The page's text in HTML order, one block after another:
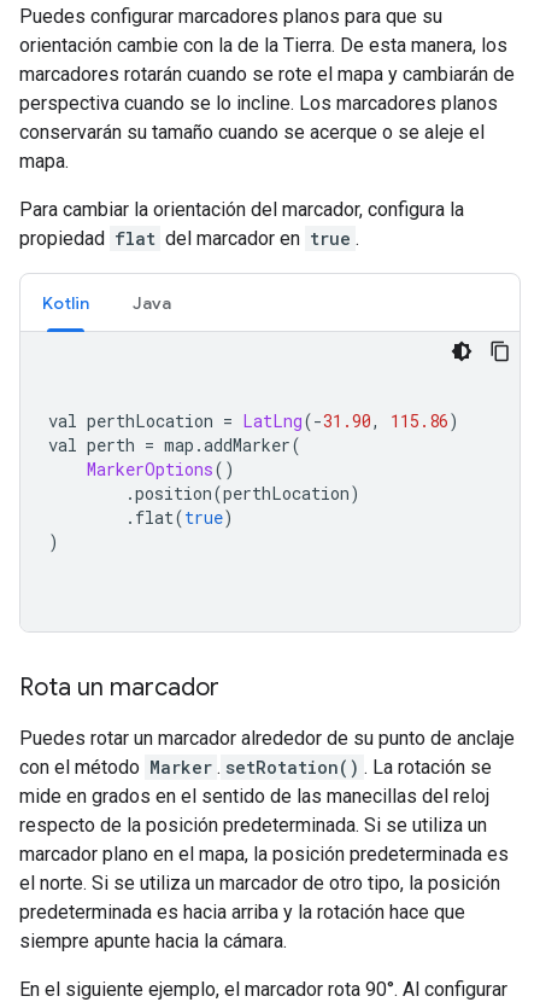
Puedes configurar marcadores planos para que su
orientación cambie con la de la Tierra. De esta manera, los
marcadores rotarán cuando se rote el mapa y cambiarán de
perspectiva cuando se lo incline. Los marcadores planos
conservarán su tamaño cuando se acerque o se aleje el
mapa.
Para cambiar la orientación del marcador, configura la
propiedad flat del marcador en true .
Kotlin Java
val perthLocation = LatLng(-31.90, 115.86)
val perth = map .addMarker(
MarkerOptions()
.position(perthLocation)
. flat(true)
)
Rota un marcador
Puedes rotar un marcador alrededor de su punto de anclaje
con el método Marker . setRotation() . La rotación se
mide en grados en el sentido de las manecillas del reloj
respecto de la posición predeterminada. Si se utiliza un
marcador plano en el mapa, la posición predeterminada es
el norte. Si se utiliza un marcador de otro tipo, la posición
predeterminada es hacia arriba y la rotación hace que
siempre apunte hacia la cámara.
En el siguiente ejemplo, el marcador rota 90°. Al configurar